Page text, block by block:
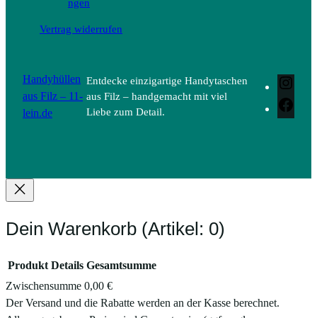
ngen
Vertrag widerrufen
Handyhüllen
aus Filz – 11-
lein.de
Entdecke einzigartige Handytaschen
aus Filz – handgemacht mit viel
Liebe zum Detail.
Dein Warenkorb (Artikel: 0)
Produkte
Produkt Details Gesamtsumme
Zwischensumme 0,00 €
Der Versand und die Rabatte werden an der Kasse berechnet.